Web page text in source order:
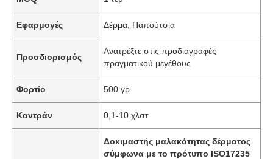
Εφαρμογές Δέρμα, Παπούτσια
Προσδιορισμός
Ανατρέξτε στις προδιαγραφές
πραγματικού μεγέθους
Φορτίο 500 γρ
Καντράν 0,1-10 χλστ
Δοκιμαστής μαλακότητας δέρματος
σύμφωνα με το πρότυπο ISO17235